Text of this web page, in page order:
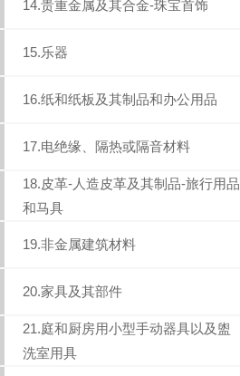
14.贵重金属及其合金-珠宝首饰
15.乐器
16.纸和纸板及其制品和办公用品
17.电绝缘、隔热或隔音材料
18.皮革-人造皮革及其制品-旅行用品
和马具
19.非金属建筑材料
20.家具及其部件
21.庭和厨房用小型手动器具以及盥
洗室用具